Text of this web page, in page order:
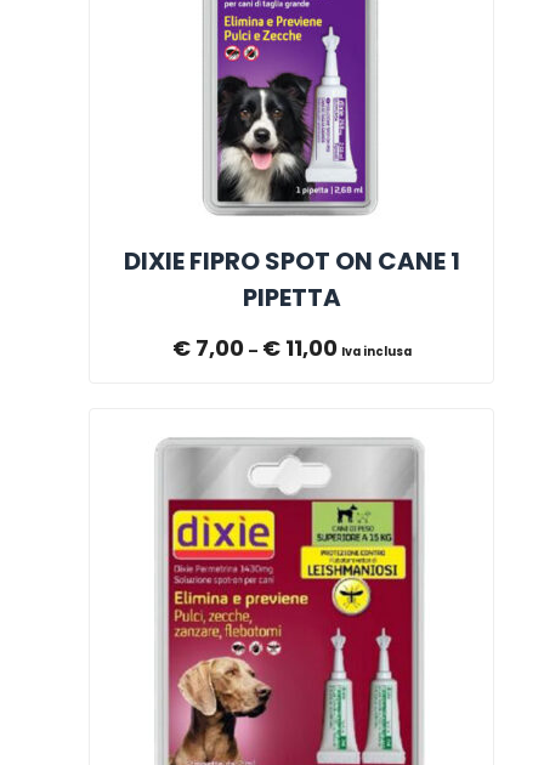
DIXIE FIPRO SPOT ON CANE 1
PIPETTA
€7,00 – €11,00 Iva inclusa